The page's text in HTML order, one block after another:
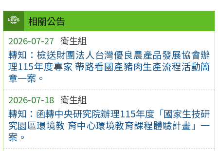
相關公告
2026-07-27 衛生組
轉知：檢送財團法人台灣優良農產品發展協會辦
理115年度專家 帶路看國產豬肉生產流程活動簡
章一案。
2026-07-18 衛生組
轉知：函轉中央研究院辦理115年度「國家生技研
究園區環境教 育中心環境教育課程體驗計畫」一
案。